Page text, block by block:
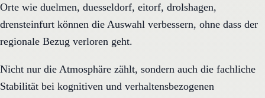
Orte wie duelmen, duesseldorf, eitorf, drolshagen,
drensteinfurt können die Auswahl verbessern, ohne dass der
regionale Bezug verloren geht.
Nicht nur die Atmosphäre zählt, sondern auch die fachliche
Stabilität bei kognitiven und verhaltensbezogenen